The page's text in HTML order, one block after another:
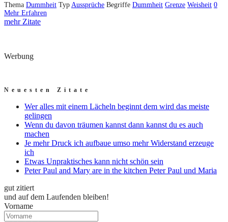
Thema Dummheit Typ Aussprüche Begriffe Dummheit Grenze Weisheit 0
Mehr Erfahren
mehr Zitate
Werbung
Neuesten Zitate
Wer alles mit einem Lächeln beginnt dem wird das meiste
gelingen
Wenn du davon träumen kannst dann kannst du es auch
machen
Je mehr Druck ich aufbaue umso mehr Widerstand erzeuge
ich
Etwas Unpraktisches kann nicht schön sein
Peter Paul and Mary are in the kitchen Peter Paul und Maria
gut zitiert
und auf dem Laufenden bleiben!
Vorname